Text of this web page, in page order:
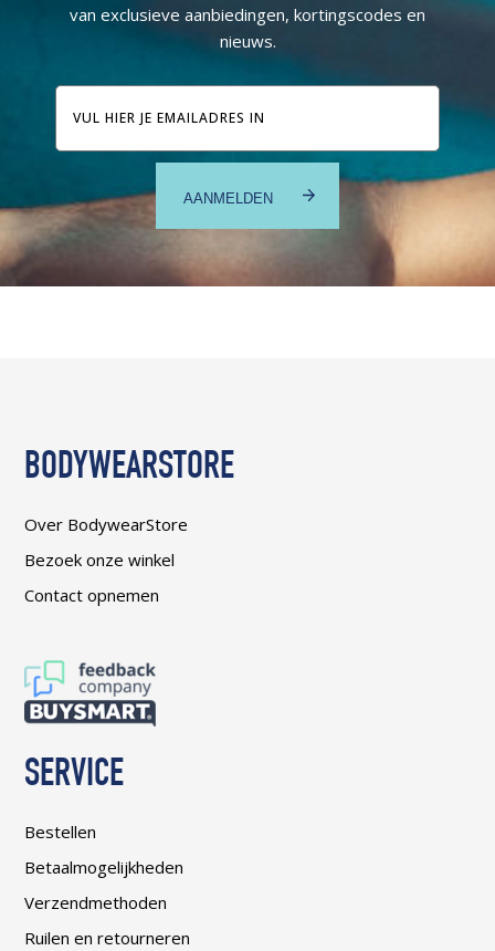
van exclusieve aanbiedingen, kortingscodes en
nieuws.
E-
mailadres
BODYWEARSTORE
Over BodywearStore
Bezoek onze winkel
Contact opnemen
SERVICE
Bestellen
Betaalmogelijkheden
Verzendmethoden
Ruilen en retourneren